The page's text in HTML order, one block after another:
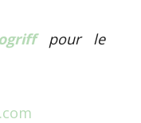
pour le